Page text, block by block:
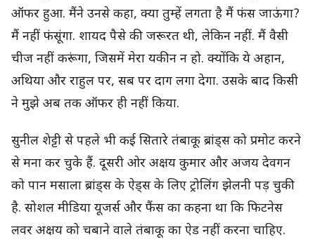
ऑफर हुआ. मैंने उनसे कहा, क्या तुम्हें लगता है मैं फंस जाऊंगा?
मैं नहीं फंसूंगा. शायद पैसे की जरूरत थी, लेकिन नहीं. मैं वैसी
चीज नहीं करूंगा, जिसमें मेरा यकीन न हो. क्योंकि ये अहान,
अथिया और राहुल पर, सब पर दाग लगा देगा. उसके बाद किसी
ने मुझे अब तक ऑफर ही नहीं किया.
सुनील शेट्टी से पहले भी कई सितारे तंबाकू ब्रांड्स को प्रमोट करने
से मना कर चुके हैं. दूसरी ओर अक्षय कुमार और अजय देवगन
को पान मसाला ब्रांड्स के ऐड्स के लिए ट्रोलिंग झेलनी पड़ चुकी
है. सोशल मीडिया यूजर्स और फैंस का कहना था कि फिटनेस
लवर अक्षय को चबाने वाले तंबाकू का ऐड नहीं करना चाहिए.